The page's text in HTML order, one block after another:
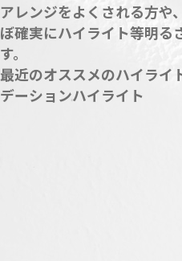
アレンジをよくされる方や
ぼ確実にハイライト等明る
す。
最近のオススメのハイライ
デーションハイライト